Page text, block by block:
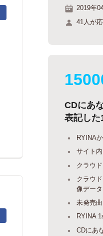
2019年
41人が
CDにあ
表記し
RYINA
サイト
クラウ
クラウ
像データ
未発売
RYINA
CDにあ